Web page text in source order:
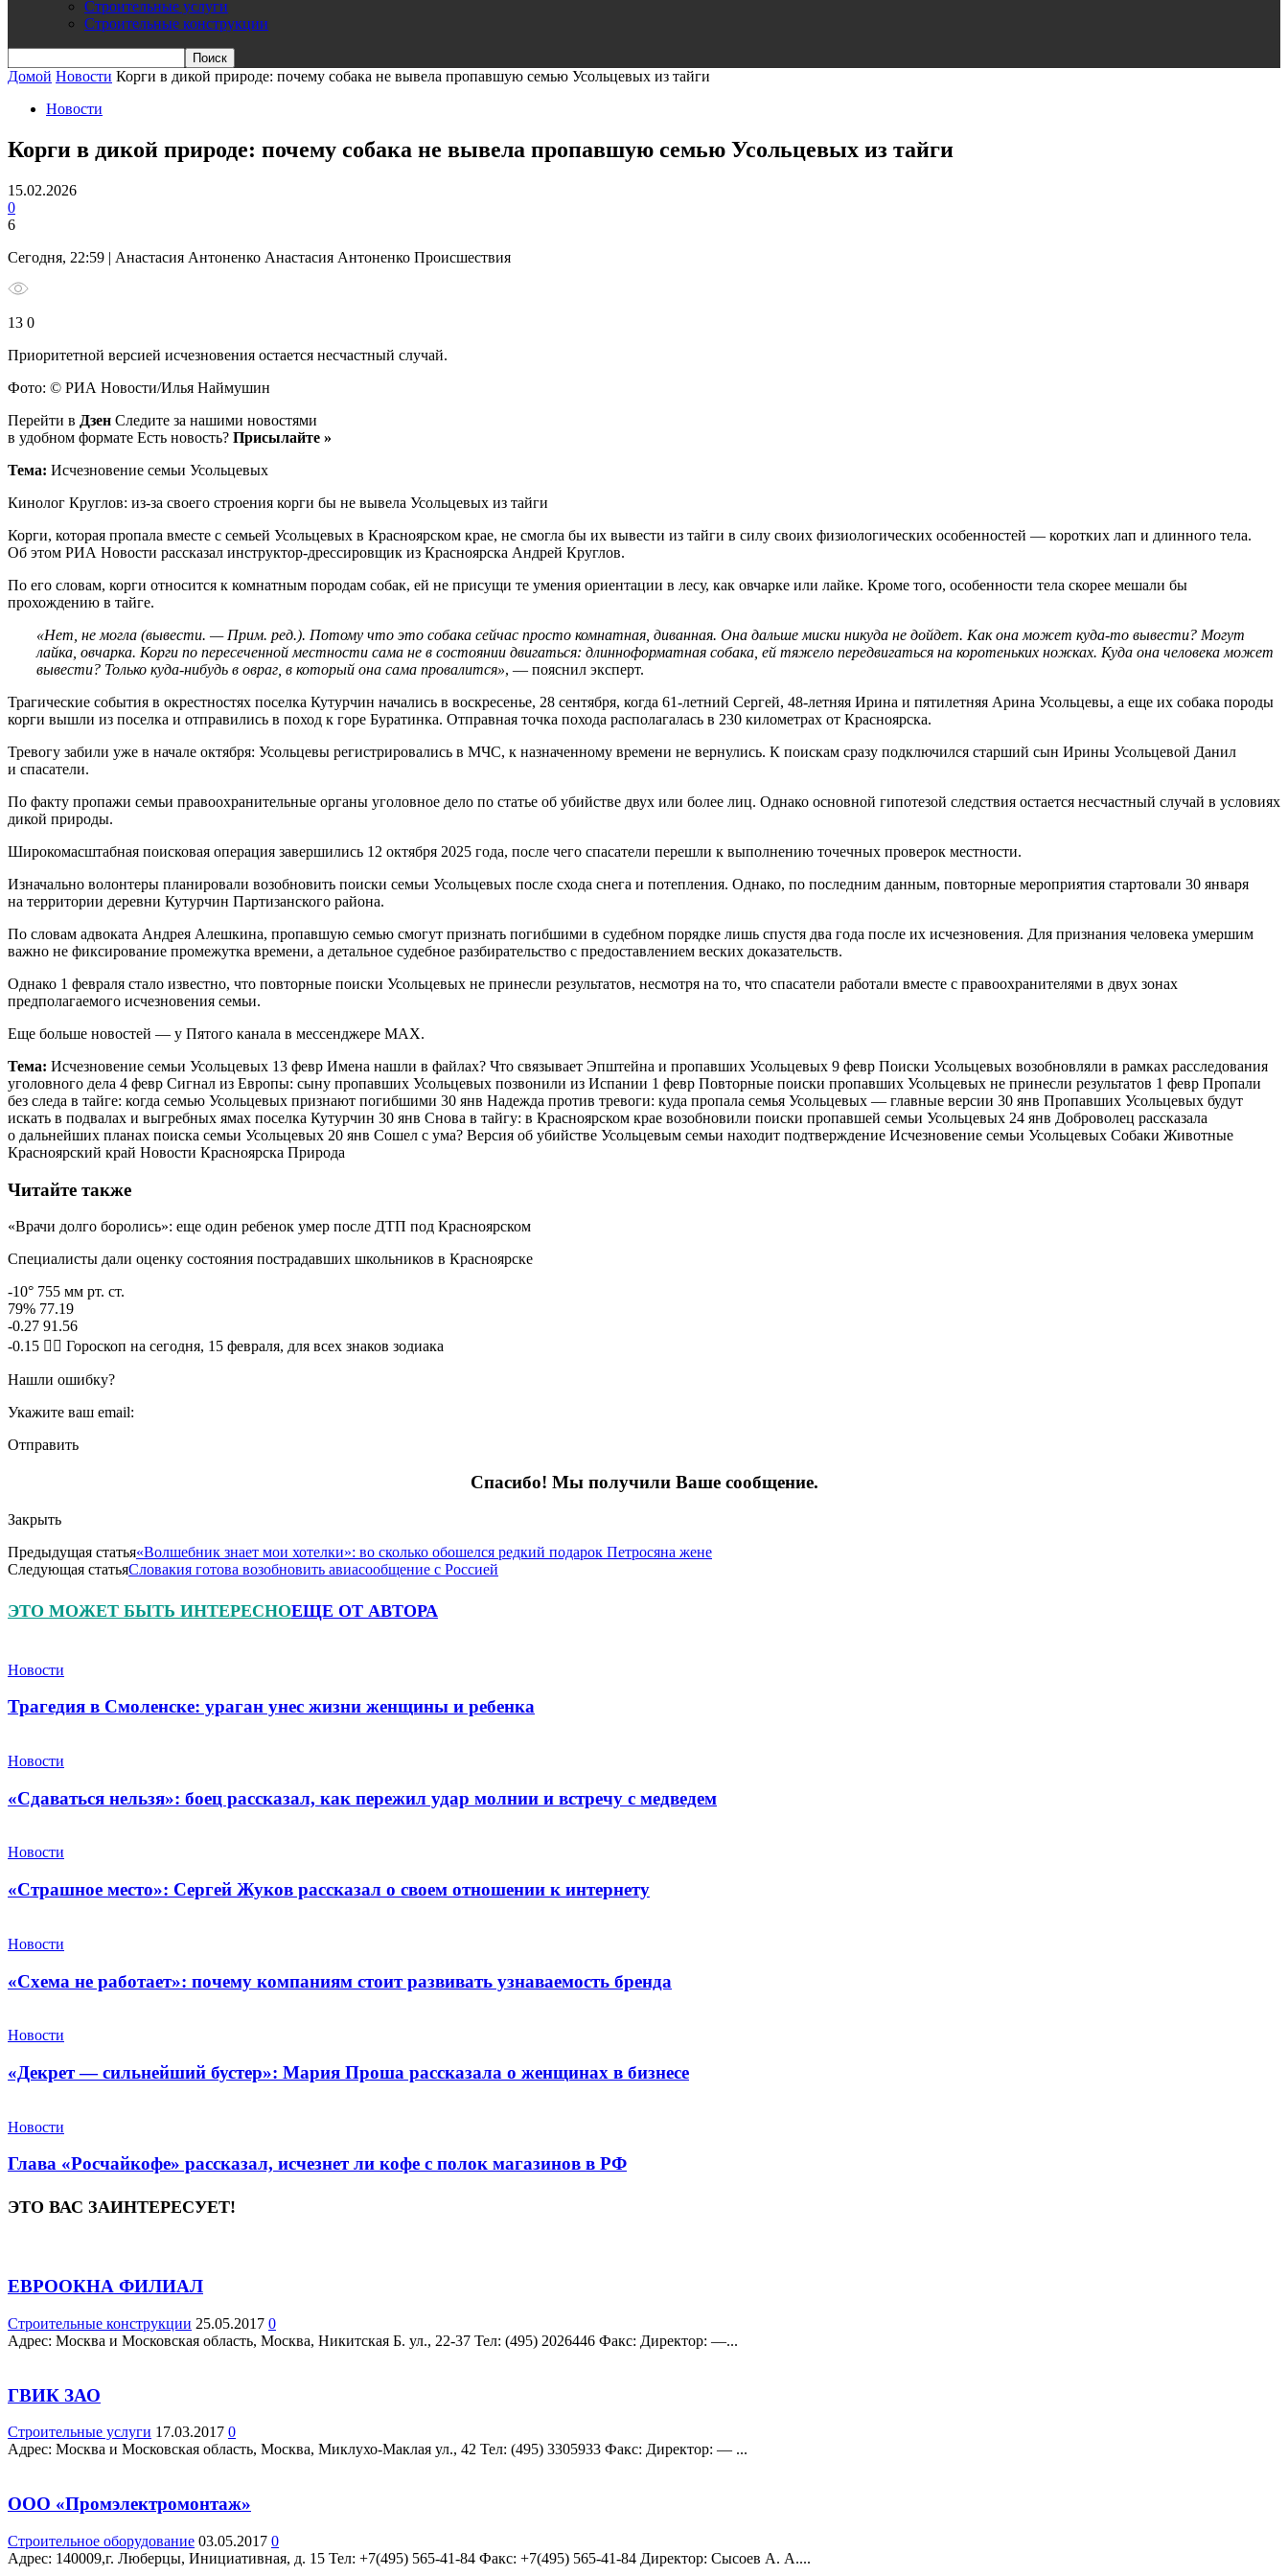
Строительные услуги
Строительные конструкции
Домой Новости Корги в дикой природе: почему собака не вывела пропавшую семью Усольцевых из тайги
Новости
Корги в дикой природе: почему собака не вывела пропавшую семью Усольцевых из тайги
15.02.2026
0
6
Сегодня, 22:59 | Анастасия Антоненко Анастасия Антоненко Происшествия
13 0
Приоритетной версией исчезновения остается несчастный случай.
Фото: © РИА Новости/Илья Наймушин
Перейти в Дзен Следите за нашими новостями
в удобном формате Есть новость? Присылайте »
Тема: Исчезновение семьи Усольцевых
Кинолог Круглов: из-за своего строения корги бы не вывела Усольцевых из тайги
Корги, которая пропала вместе с семьей Усольцевых в Красноярском крае, не смогла бы их вывести из тайги в силу своих физиологических особенностей — коротких лап и длинного тела.
Об этом РИА Новости рассказал инструктор-дрессировщик из Красноярска Андрей Круглов.
По его словам, корги относится к комнатным породам собак, ей не присущи те умения ориентации в лесу, как овчарке или лайке. Кроме того, особенности тела скорее мешали бы
прохождению в тайге.
«Нет, не могла (вывести. — Прим. ред.). Потому что это собака сейчас просто комнатная, диванная. Она дальше миски никуда не дойдет. Как она может куда-то вывести? Могут
лайка, овчарка. Корги по пересеченной местности сама не в состоянии двигаться: длинноформатная собака, ей тяжело передвигаться на коротеньких ножках. Куда она человека может
вывести? Только куда-нибудь в овраг, в который она сама провалится», — пояснил эксперт.
Трагические события в окрестностях поселка Кутурчин начались в воскресенье, 28 сентября, когда 61-летний Сергей, 48-летняя Ирина и пятилетняя Арина Усольцевы, а еще их собака породы
корги вышли из поселка и отправились в поход к горе Буратинка. Отправная точка похода располагалась в 230 километрах от Красноярска.
Тревогу забили уже в начале октября: Усольцевы регистрировались в МЧС, к назначенному времени не вернулись. К поискам сразу подключился старший сын Ирины Усольцевой Данил
и спасатели.
По факту пропажи семьи правоохранительные органы уголовное дело по статье об убийстве двух или более лиц. Однако основной гипотезой следствия остается несчастный случай в условиях
дикой природы.
Широкомасштабная поисковая операция завершились 12 октября 2025 года, после чего спасатели перешли к выполнению точечных проверок местности.
Изначально волонтеры планировали возобновить поиски семьи Усольцевых после схода снега и потепления. Однако, по последним данным, повторные мероприятия стартовали 30 января
на территории деревни Кутурчин Партизанского района.
По словам адвоката Андрея Алешкина, пропавшую семью смогут признать погибшими в судебном порядке лишь спустя два года после их исчезновения. Для признания человека умершим
важно не фиксирование промежутка времени, а детальное судебное разбирательство с предоставлением веских доказательств.
Однако 1 февраля стало известно, что повторные поиски Усольцевых не принесли результатов, несмотря на то, что спасатели работали вместе с правоохранителями в двух зонах
предполагаемого исчезновения семьи.
Еще больше новостей — у Пятого канала в мессенджере MAX.
Тема: Исчезновение семьи Усольцевых 13 февр Имена нашли в файлах? Что связывает Эпштейна и пропавших Усольцевых 9 февр Поиски Усольцевых возобновляли в рамках расследования
уголовного дела 4 февр Сигнал из Европы: сыну пропавших Усольцевых позвонили из Испании 1 февр Повторные поиски пропавших Усольцевых не принесли результатов 1 февр Пропали
без следа в тайге: когда семью Усольцевых признают погибшими 30 янв Надежда против тревоги: куда пропала семья Усольцевых — главные версии 30 янв Пропавших Усольцевых будут
искать в подвалах и выгребных ямах поселка Кутурчин 30 янв Снова в тайгу: в Красноярском крае возобновили поиски пропавшей семьи Усольцевых 24 янв Доброволец рассказала
о дальнейших планах поиска семьи Усольцевых 20 янв Сошел с ума? Версия об убийстве Усольцевым семьи находит подтверждение Исчезновение семьи Усольцевых Собаки Животные
Красноярский край Новости Красноярска Природа
Читайте также
«Врачи долго боролись»: еще один ребенок умер после ДТП под Красноярском
Специалисты дали оценку состояния пострадавших школьников в Красноярске
-10° 755 мм рт. ст.
79% 77.19
-0.27 91.56
-0.15 🧙‍♀ Гороскоп на сегодня, 15 февраля, для всех знаков зодиака
Нашли ошибку?
Укажите ваш email:
Отправить
Спасибо! Мы получили Ваше сообщение.
Закрыть
Предыдущая статья«Волшебник знает мои хотелки»: во сколько обошелся редкий подарок Петросяна жене
Следующая статьяСловакия готова возобновить авиасообщение с Россией
ЭТО МОЖЕТ БЫТЬ ИНТЕРЕСНОЕЩЕ ОТ АВТОРА
Новости
Трагедия в Смоленске: ураган унес жизни женщины и ребенка
Новости
«Сдаваться нельзя»: боец рассказал, как пережил удар молнии и встречу с медведем
Новости
«Страшное место»: Сергей Жуков рассказал о своем отношении к интернету
Новости
«Схема не работает»: почему компаниям стоит развивать узнаваемость бренда
Новости
«Декрет — сильнейший бустер»: Мария Проша рассказала о женщинах в бизнесе
Новости
Глава «Росчайкофе» рассказал, исчезнет ли кофе с полок магазинов в РФ
ЭТО ВАС ЗАИНТЕРЕСУЕТ!
ЕВРООКНА ФИЛИАЛ
Строительные конструкции 25.05.2017 0
Адрес: Москва и Московская область, Москва, Никитская Б. ул., 22-37 Teл: (495) 2026446 Факс: Директор: —...
ГВИК ЗАО
Строительные услуги 17.03.2017 0
Адрес: Москва и Московская область, Москва, Миклухо-Маклая ул., 42 Teл: (495) 3305933 Факс: Директор: — ...
ООО «Промэлектромонтаж»
Строительное оборудование 03.05.2017 0
Адрес: 140009,г. Люберцы, Инициативная, д. 15 Teл: +7(495) 565-41-84 Факс: +7(495) 565-41-84 Директор: Сысоев А. А....